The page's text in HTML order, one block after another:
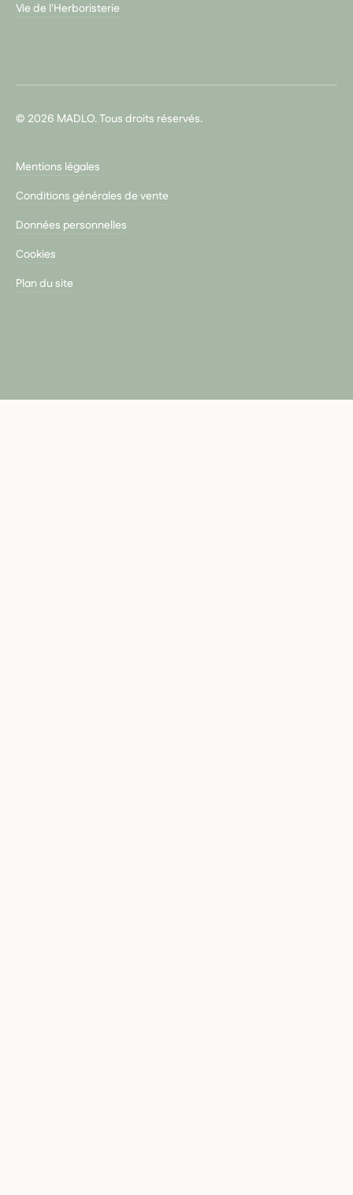
Vie de l'Herboristerie
© 2026 MADLO. Tous droits réservés.
Mentions légales
Conditions générales de vente
Données personnelles
Cookies
Plan du site